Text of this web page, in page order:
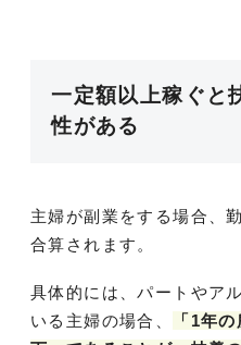
一定額以上稼ぐと
性がある
主婦が副業をする場合、
合算されます。
具体的には、パートやア
いる主婦の場合、
「1年